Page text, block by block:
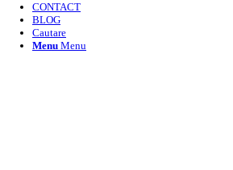
CONTACT
BLOG
Cautare
Menu Menu